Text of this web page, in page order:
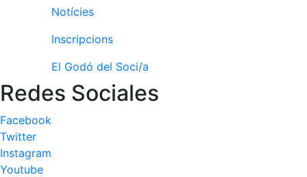
Center
Servei de
Entrenaments
personals
dirigides
Piscina
Normativa
Notícies
Inscripcions
El Godó del Soci/a
Redes Sociales
Facebook
Twitter
Instagram
Youtube